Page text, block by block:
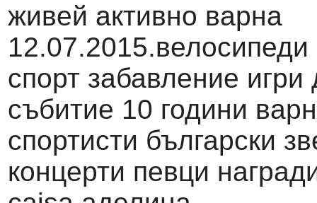
живей активно варна
12.07.2015.велосипеди
спорт забавление игри
събитие 10 години
спортисти български
концерти певци